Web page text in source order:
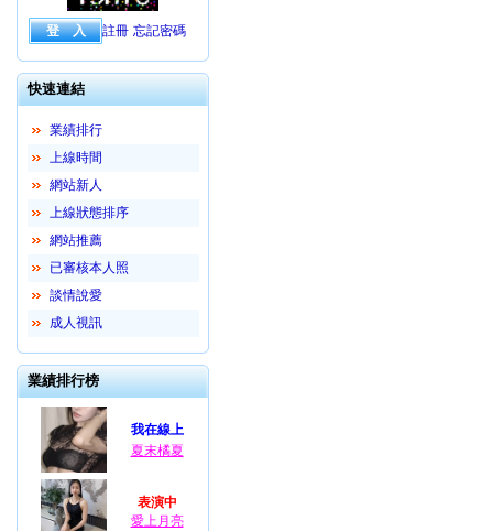
註冊 忘記密碼
快速連結
業績排行
上線時間
網站新人
上線狀態排序
網站推薦
已審核本人照
談情說愛
成人視訊
業績排行榜
我在線上
夏末橘夏
表演中
愛上月亮